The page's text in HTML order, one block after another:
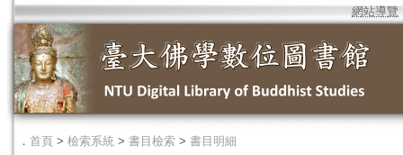
網站導覽
． 首頁 > 檢索系統 > 書目檢索 > 書目明細